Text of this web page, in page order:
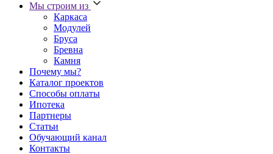
Мы строим из
Каркаса
Модулей
Бруса
Бревна
Камня
Почему мы?
Каталог проектов
Способы оплаты
Ипотека
Партнеры
Статьи
Обучающий канал
Контакты